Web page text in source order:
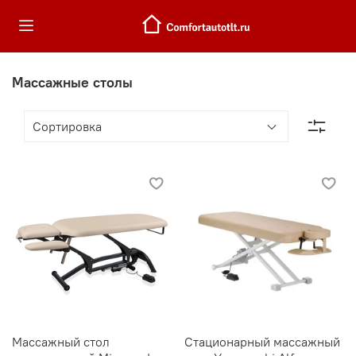
Массажные столы
Массажный стол
Стационарный массажный